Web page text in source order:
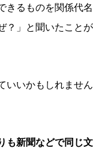
きるものを関係代名
？」と聞いたことが
いいかもしれません
も新聞などで同じ文